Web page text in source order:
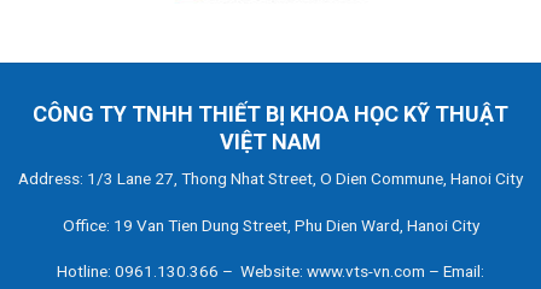
CÔNG TY TNHH THIẾT BỊ KHOA HỌC KỸ THUẬT
VIỆT NAM
Address: 1/3 Lane 27, Thong Nhat Street, O Dien Commune, Hanoi City
Office: 19 Van Tien Dung Street, Phu Dien Ward, Hanoi City
Hotline: 0961.130.366 – Website: www.vts-vn.com – Email: